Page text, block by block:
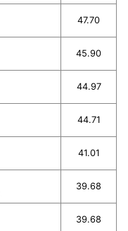
47.70
45.90
44.97
44.71
41.01
39.68
39.68